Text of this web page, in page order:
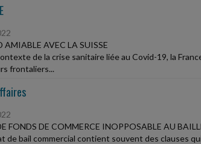
AMIABLE AVEC LA SUISSE
de la crise sanitaire liée au Covid-19, la
frontaliers...
FONDS DE COMMERCE INOPPOSABLE AU
de bail commercial contient souvent des clauses